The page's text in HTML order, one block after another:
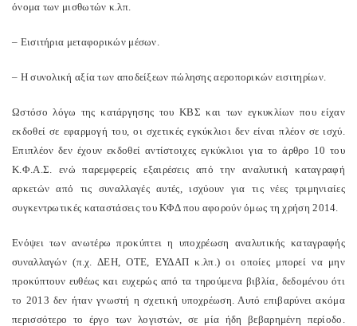
όνομα των μισθωτών κ.λπ.
– Εισιτήρια μεταφορικών μέσων.
– Η συνολική αξία των αποδείξεων πώλησης αεροπορικών εισιτηρίων.
Ωστόσο λόγω της κατάργησης του ΚΒΣ και των εγκυκλίων που είχαν
εκδοθεί σε εφαρμογή του, οι σχετικές εγκύκλιοι δεν είναι πλέον σε ισχύ.
Επιπλέον δεν έχουν εκδοθεί αντίστοιχες εγκύκλιοι για το άρθρο 10 του
Κ.Φ.Α.Σ. ενώ παρεμφερείς εξαιρέσεις από την αναλυτική καταγραφή
αρκετών από τις συναλλαγές αυτές, ισχύουν για τις νέες τριμηνιαίες
συγκεντρωτικές καταστάσεις του ΚΦΔ που αφορούν όμως τη χρήση 2014.
Ενόψει των ανωτέρω προκύπτει η υποχρέωση αναλυτικής καταγραφής
συναλλαγών (π.χ. ΔΕΗ, ΟΤΕ, ΕΥΔΑΠ κ.λπ.) οι οποίες μπορεί να μην
προκύπτουν ευθέως και ευχερώς από τα τηρούμενα βιβλία, δεδομένου ότι
το 2013 δεν ήταν γνωστή η σχετική υποχρέωση. Αυτό επιβαρύνει ακόμα
περισσότερο το έργο των λογιστών, σε μία ήδη βεβαρημένη περίοδο.